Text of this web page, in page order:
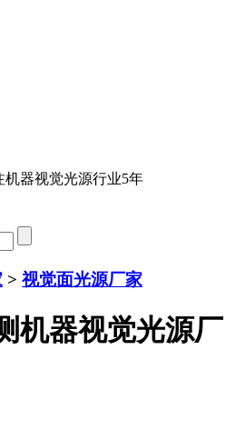
机器视觉光源行业5年
> 视觉面光源厂家
机器视觉光源厂